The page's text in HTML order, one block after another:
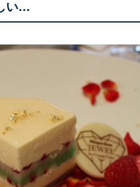
い…